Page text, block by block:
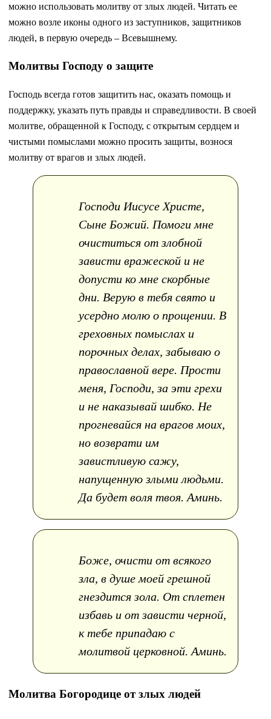
можно использовать молитву от злых людей. Читать ее
можно возле иконы одного из заступников, защитников
людей, в первую очередь – Всевышнему.
Молитвы Господу о защите
Господь всегда готов защитить нас, оказать помощь и
поддержку, указать путь правды и справедливости. В своей
молитве, обращенной к Господу, с открытым сердцем и
чистыми помыслами можно просить защиты, вознося
молитву от врагов и злых людей.
Господи Иисусе Христе,
Сыне Божий. Помоги мне
очиститься от злобной
зависти вражеской и не
допусти ко мне скорбные
дни. Верую в тебя свято и
усердно молю о прощении. В
греховных помыслах и
порочных делах, забываю о
православной вере. Прости
меня, Господи, за эти грехи
и не наказывай шибко. Не
прогневайся на врагов моих,
но возврати им
завистливую сажу,
напущенную злыми людьми.
Да будет воля твоя. Аминь.
Боже, очисти от всякого
зла, в душе моей грешной
гнездится зола. От сплетен
избавь и от зависти черной,
к тебе припадаю с
молитвой церковной. Аминь.
Молитва Богородице от злых людей